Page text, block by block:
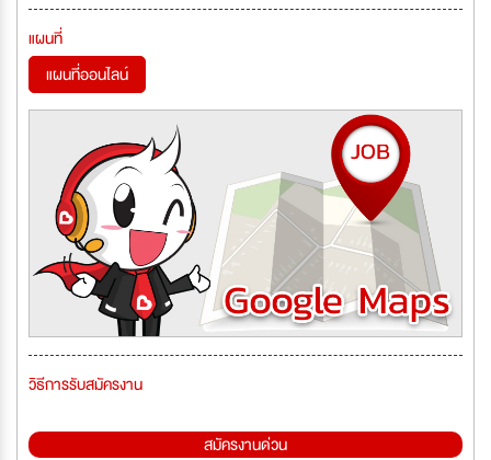
แผนที่
แผนที่ออนไลน์
วิธีการรับสมัครงาน
สมัครงานด่วน